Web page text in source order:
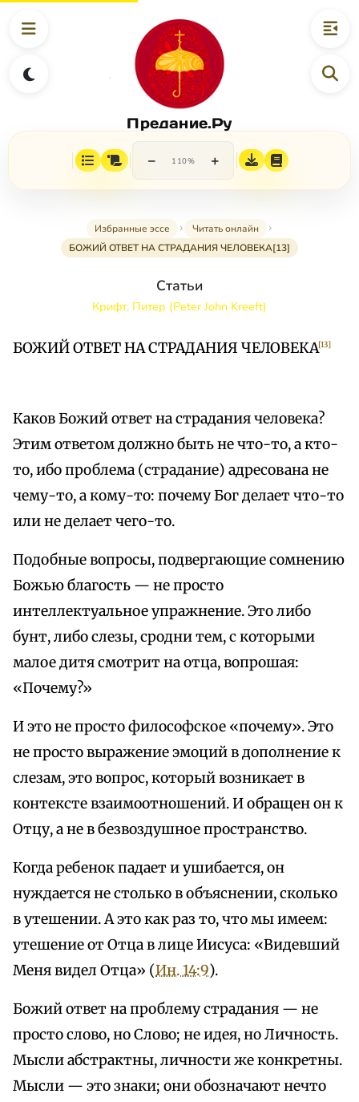
Предание.Ру
− 110% +
Избранные эссе
Читать онлайн
БОЖИЙ ОТВЕТ НА СТРАДАНИЯ ЧЕЛОВЕКА[13]
Статьи
Крифт, Питер (Peter John Kreeft)
БОЖИЙ ОТВЕТ НА СТРАДАНИЯ ЧЕЛОВЕКА[13]
Каков Божий ответ на страдания человека?
Этим ответом должно быть не что-то, а кто-
то, ибо проблема (страдание) адресована не
чему-то, а кому-то: почему Бог делает что-то
или не делает чего-то.
Подобные вопросы, подвергающие сомнению
Божью благость — не просто
интеллектуальное упражнение. Это либо
бунт, либо слезы, сродни тем, с которыми
малое дитя смотрит на отца, вопрошая:
«Почему?»
И это не просто философское «почему». Это
не просто выражение эмоций в дополнение к
слезам, это вопрос, который возникает в
контексте взаимоотношений. И обращен он к
Отцу, а не в безвоздушное пространство.
Когда ребенок падает и ушибается, он
нуждается не столько в объяснении, сколько
в утешении. А это как раз то, что мы имеем:
утешение от Отца в лице Иисуса: «Видевший
Меня видел Отца» (Ин. 14:9).
Божий ответ на проблему страдания — не
просто слово, но Слово; не идея, но Личность.
Мысли абстрактны, личности же конкретны.
Мысли — это знаки; они обозначают нечто